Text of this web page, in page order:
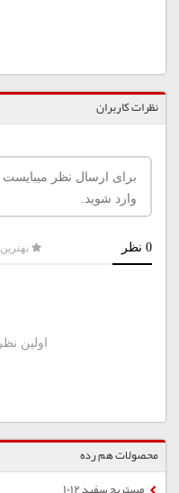
نظرات کاربران
محصولات هم رده